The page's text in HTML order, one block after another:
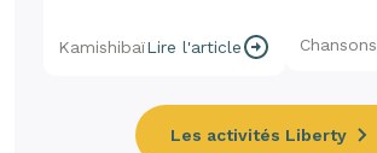
KamishibaïLire l'article Chansons
Les activités Liberty